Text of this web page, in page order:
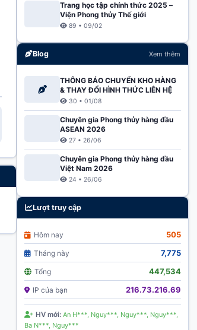
Trang học tập chính thức 2025 –
Viện Phong thủy Thế giới
89 • 09/02
Blog Xem thêm
THÔNG BÁO CHUYỂN KHO HÀNG
& THAY ĐỔI HÌNH THỨC LIÊN HỆ
30 • 01/08
Chuyên gia Phong thủy hàng đầu
ASEAN 2026
27 • 26/06
Chuyên gia Phong thủy hàng đầu
Việt Nam 2026
24 • 26/06
Lượt truy cập
Hôm nay 505
Tháng này 7,775
Tổng 447,534
IP của bạn 216.73.216.69
HV mới: An H***, Nguy***, Nguy***, Nguy***,
Ba N***, Nguy***